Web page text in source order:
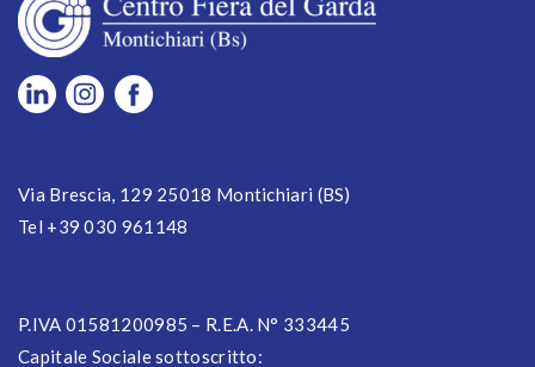
Via Brescia, 129 25018 Montichiari (BS)
Tel +39 030 961148
P.IVA 01581200985 – R.E.A. N° 333445
Capitale Sociale sottoscritto: